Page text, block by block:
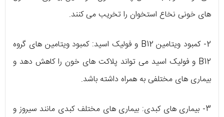
های خونی نخاع استخوان را تخریب می کنند.
2- کمبود ویتامین B12 و فولیک اسید: کمبود ویتامین های گروه
B12 و فولیک اسید می تواند پلاکت های خون را کاهش دهد و
بیماری های مختلفی به همراه داشته باشد.
3- بیماری های کبدی: بیماری های مختلف کبدی مانند سیروز و